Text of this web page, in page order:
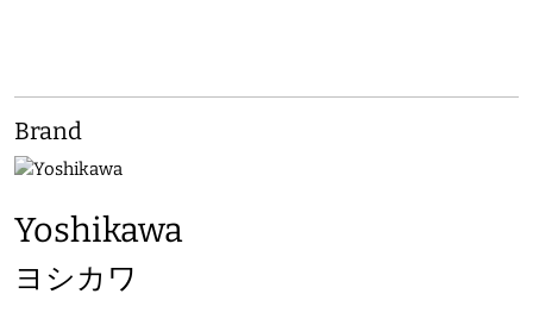
Brand
Yoshikawa
ヨシカワ